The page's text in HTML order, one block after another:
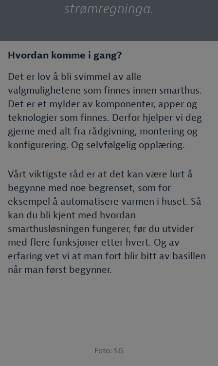
strømregninga.
Hvordan komme i gang?
Det er lov å bli svimmel av alle
valgmulighetene som finnes innen smarthus.
Det er et mylder av komponenter, apper og
teknologier som finnes. Derfor hjelper vi deg
gjerne med alt fra rådgivning, montering og
konfigurering. Og selvfølgelig opplæring.
Vårt viktigste råd er at det kan være lurt å
begynne med noe begrenset, som for
eksempel å automatisere varmen i huset. Så
kan du bli kjent med hvordan
smarthusløsningen fungerer, før du utvider
med flere funksjoner etter hvert. Og av
erfaring vet vi at man fort blir bitt av basillen
når man først begynner.
Foto: SG